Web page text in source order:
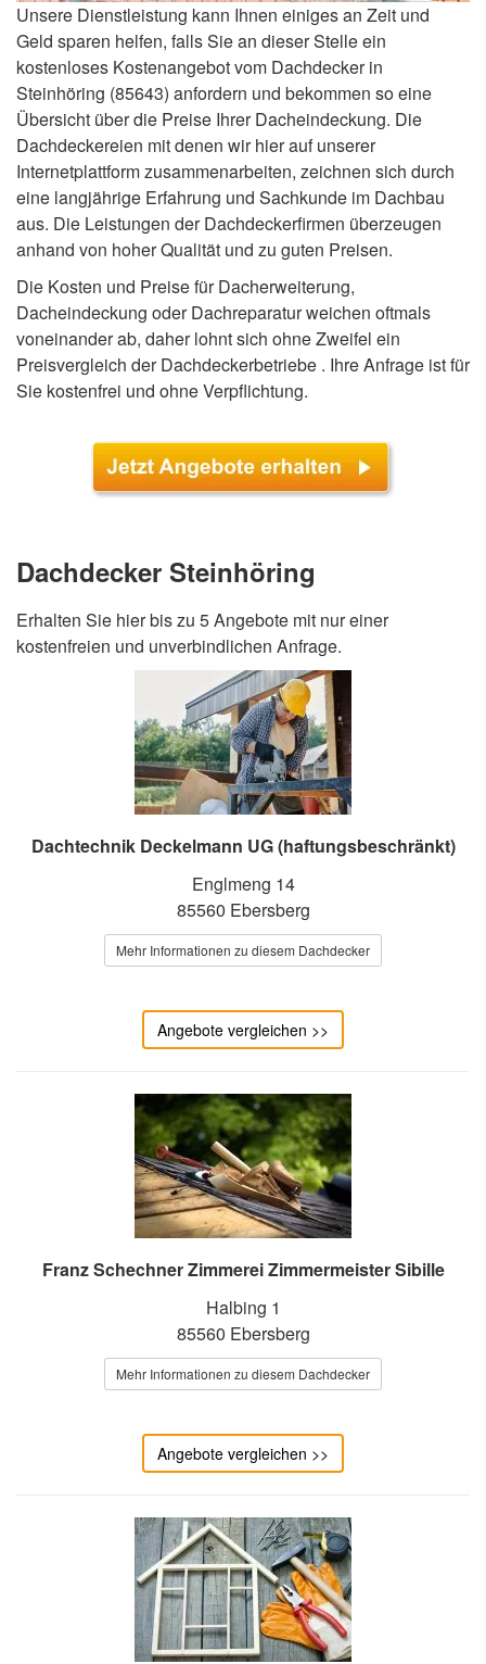
Unsere Dienstleistung kann Ihnen einiges an Zeit und
Geld sparen helfen, falls Sie an dieser Stelle ein
kostenloses Kostenangebot vom Dachdecker in
Steinhöring (85643) anfordern und bekommen so eine
Übersicht über die Preise Ihrer Dacheindeckung. Die
Dachdeckereien mit denen wir hier auf unserer
Internetplattform zusammenarbeiten, zeichnen sich durch
eine langjährige Erfahrung und Sachkunde im Dachbau
aus. Die Leistungen der Dachdeckerfirmen überzeugen
anhand von hoher Qualität und zu guten Preisen.
Die Kosten und Preise für Dacherweiterung,
Dacheindeckung oder Dachreparatur weichen oftmals
voneinander ab, daher lohnt sich ohne Zweifel ein
Preisvergleich der Dachdeckerbetriebe . Ihre Anfrage ist für
Sie kostenfrei und ohne Verpflichtung.
Dachdecker Steinhöring
Erhalten Sie hier bis zu 5 Angebote mit nur einer
kostenfreien und unverbindlichen Anfrage.
Dachtechnik Deckelmann UG (haftungsbeschränkt)
Englmeng 14
85560 Ebersberg
Mehr Informationen zu diesem Dachdecker
Angebote vergleichen >>
Franz Schechner Zimmerei Zimmermeister Sibille
Halbing 1
85560 Ebersberg
Mehr Informationen zu diesem Dachdecker
Angebote vergleichen >>